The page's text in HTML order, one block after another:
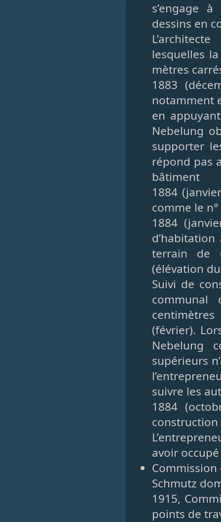
s’engage
dessins en
lesquelles
mètres
1883
notamment
en
Nebelung
supporter
répond pas
bâtiment
1884
comme le
1884
terrain de
(élévation
Suivi de
(février).
Nebelung
supérieurs
suivre les
1884
avoir
Schmutz
1915,
points de